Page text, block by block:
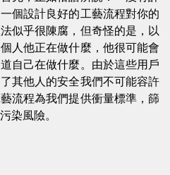
個設計良好的工藝流程對你的
似乎很陳腐，但奇怪的是，以
人他正在做什麼，他很可能會
自己在做什麼。由於這些用戶
其他人的安全我們不可能容許
流程為我們提供衝量標準，篩
染風險。